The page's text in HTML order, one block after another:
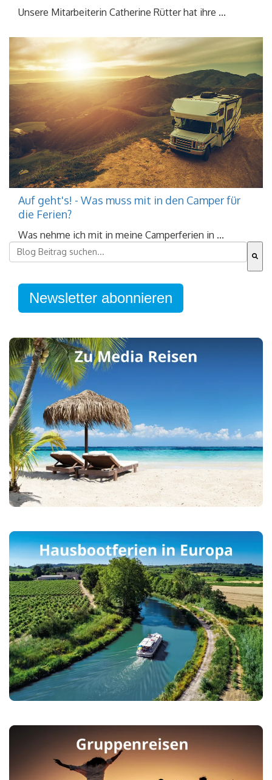
Unsere Mitarbeiterin Catherine Rütter hat ihre ...
Auf geht's! - Was muss mit in den Camper für
die Ferien?
Was nehme ich mit in meine Camperferien in ...
Dies ist ein Suchfeld mit einer automatischen
Newsletter abonnieren